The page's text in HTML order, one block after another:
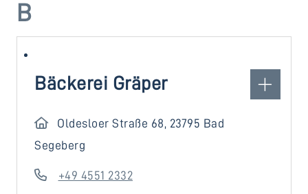
B
Bäckerei Gräper
Oldesloer Straße 68, 23795 Bad
Segeberg
+49 4551 2332